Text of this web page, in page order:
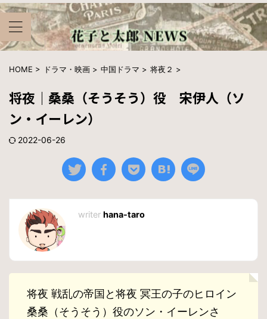
HOME > ドラマ・映画 > 中国ドラマ > 将夜２ >
将夜｜桑桑（そうそう）役 宋伊人（ソ
ン・イーレン）
2022-06-26
hana-taro
将夜 戦乱の帝国と将夜 冥王の子のヒロイン
桑桑（そうそう）役のソン・イーレンさ